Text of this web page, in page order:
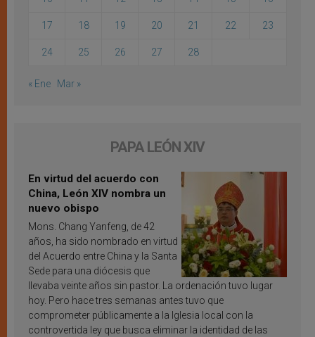
17 18 19 20 21 22 23
24 25 26 27 28
« Ene Mar »
PAPA LEÓN XIV
En virtud del acuerdo con
China, León XIV nombra un
nuevo obispo
Mons. Chang Yanfeng, de 42
años, ha sido nombrado en virtud
del Acuerdo entre China y la Santa
Sede para una diócesis que
llevaba veinte años sin pastor. La ordenación tuvo lugar
hoy. Pero hace tres semanas antes tuvo que
comprometer públicamente a la Iglesia local con la
controvertida ley que busca eliminar la identidad de las